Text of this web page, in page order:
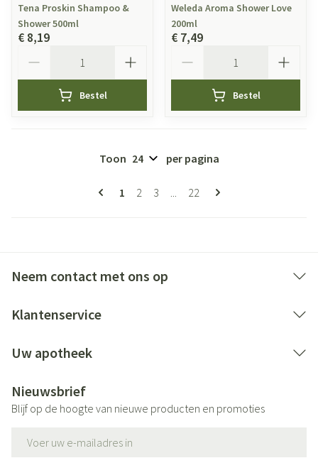
Tena Proskin Shampoo &
Shower 500ml
€ 8,19
Bestel
Weleda Aroma Shower Love
200ml
€ 7,49
Bestel
Pagina's
U lees momenteel pagina
1 Pagina
2 Pagina
3 ... Pagina
22
Toon per pagina
Neem contact met ons op
Klantenservice
Uw apotheek
Nieuwsbrief
Blijf op de hoogte van nieuwe producten en promoties